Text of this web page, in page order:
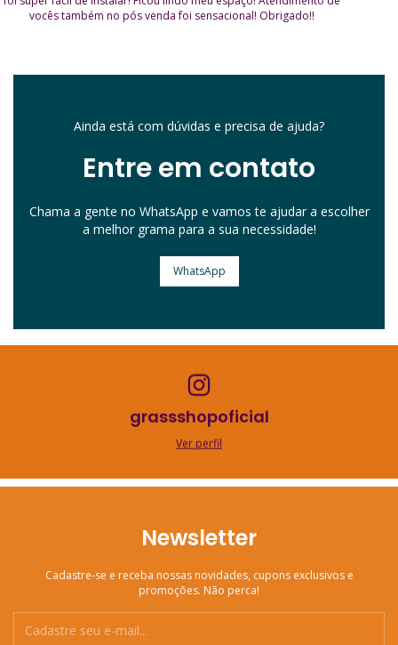
vocês também no pós venda foi sensacional! Obrigado!!
Ainda está com dúvidas e precisa de ajuda?
Entre em contato
Chama a gente no WhatsApp e vamos te ajudar a escolher
a melhor grama para a sua necessidade!
WhatsApp
grassshopoficial
Ver perfil
Newsletter
Cadastre-se e receba nossas novidades, cupons exclusivos e
promoções. Não perca!